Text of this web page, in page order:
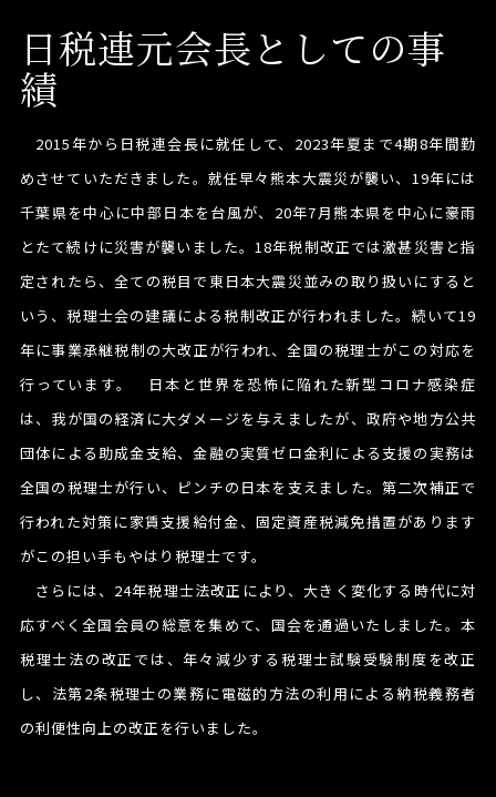
日税連元会長としての事
績
2015年から日税連会長に就任して、2023年夏まで4期8年間勤
めさせていただきました。就任早々熊本大震災が襲い、19年には
千葉県を中心に中部日本を台風が、20年7月熊本県を中心に豪雨
とたて続けに災害が襲いました。18年税制改正では激甚災害と指
定されたら、全ての税目で東日本大震災並みの取り扱いにすると
いう、税理士会の建議による税制改正が行われました。続いて19
年に事業承継税制の大改正が行われ、全国の税理士がこの対応を
行っています。 日本と世界を恐怖に陥れた新型コロナ感染症
は、我が国の経済に大ダメージを与えましたが、政府や地方公共
団体による助成金支給、金融の実質ゼロ金利による支援の実務は
全国の税理士が行い、ピンチの日本を支えました。第二次補正で
行われた対策に家賃支援給付金、固定資産税減免措置があります
がこの担い手もやはり税理士です。
さらには、24年税理士法改正により、大きく変化する時代に対
応すべく全国会員の総意を集めて、国会を通過いたしました。本
税理士法の改正では、年々減少する税理士試験受験制度を改正
し、法第2条税理士の業務に電磁的方法の利用による納税義務者
の利便性向上の改正を行いました。